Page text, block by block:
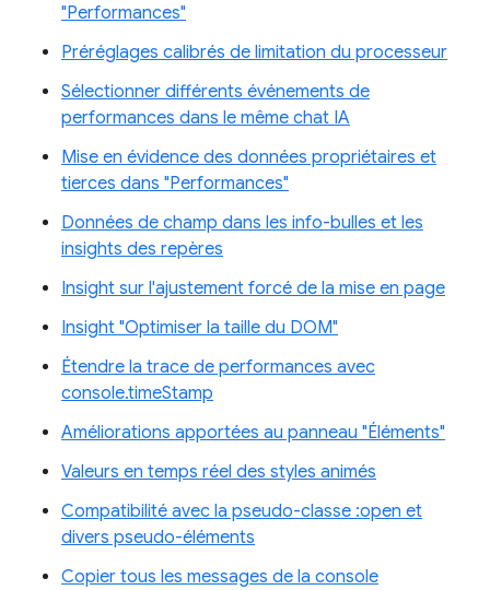
"Performances"
Préréglages calibrés de limitation du processeur
Sélectionner différents événements de
performances dans le même chat IA
Mise en évidence des données propriétaires et
tierces dans "Performances"
Données de champ dans les info-bulles et les
insights des repères
Insight sur l'ajustement forcé de la mise en page
Insight "Optimiser la taille du DOM"
Étendre la trace de performances avec
console.timeStamp
Améliorations apportées au panneau "Éléments"
Valeurs en temps réel des styles animés
Compatibilité avec la pseudo-classe :open et
divers pseudo-éléments
Copier tous les messages de la console